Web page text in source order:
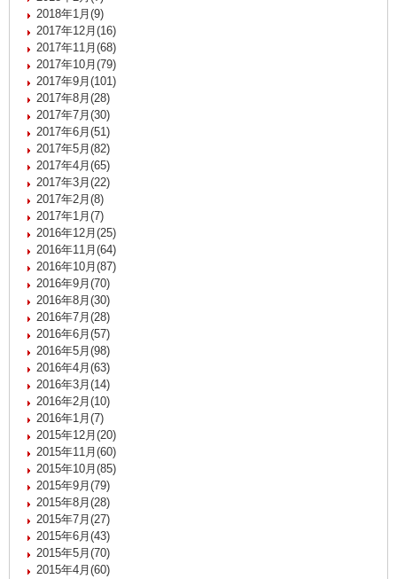
2018年1月(9)
2017年12月(16)
2017年11月(68)
2017年10月(79)
2017年9月(101)
2017年8月(28)
2017年7月(30)
2017年6月(51)
2017年5月(82)
2017年4月(65)
2017年3月(22)
2017年2月(8)
2017年1月(7)
2016年12月(25)
2016年11月(64)
2016年10月(87)
2016年9月(70)
2016年8月(30)
2016年7月(28)
2016年6月(57)
2016年5月(98)
2016年4月(63)
2016年3月(14)
2016年2月(10)
2016年1月(7)
2015年12月(20)
2015年11月(60)
2015年10月(85)
2015年9月(79)
2015年8月(28)
2015年7月(27)
2015年6月(43)
2015年5月(70)
2015年4月(60)